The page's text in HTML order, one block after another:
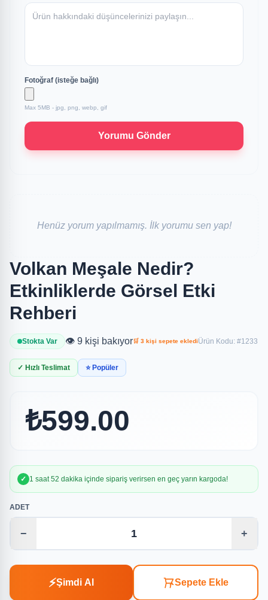
Fotoğraf (isteğe bağlı)
Max 5MB - jpg, png, webp, gif
Yorumu Gönder
Henüz yorum yapılmamış. İlk yorumu sen yap!
Volkan Meşale Nedir?
Etkinliklerde Görsel Etki
Rehberi
Stokta Var 👁️ 9 kişi bakıyor🛒 3 kişi sepete eklediÜrün Kodu: #1233
✓ Hızlı Teslimat ⭐ Popüler
₺599.00
✓ 1 saat 52 dakika içinde sipariş verirsen en geç yarın kargoda!
ADET
− +
⚡Şimdi Al Sepete Ekle